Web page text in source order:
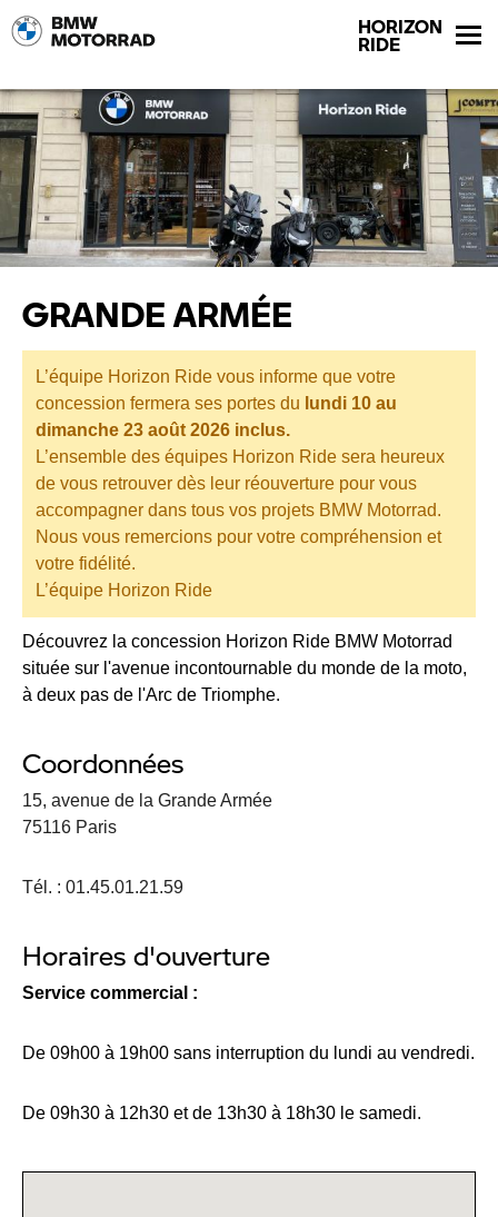
HORIZON
RIDE
GRANDE ARMÉE
L’équipe Horizon Ride vous informe que votre
concession fermera ses portes du lundi 10 au
dimanche 23 août 2026 inclus.
L’ensemble des équipes Horizon Ride sera heureux
de vous retrouver dès leur réouverture pour vous
accompagner dans tous vos projets BMW Motorrad.
Nous vous remercions pour votre compréhension et
votre fidélité.
L’équipe Horizon Ride
Découvrez la concession Horizon Ride BMW Motorrad
située sur l'avenue incontournable du monde de la moto,
à deux pas de l'Arc de Triomphe.
Coordonnées
15, avenue de la Grande Armée
75116 Paris
Tél. : 01.45.01.21.59
Horaires d'ouverture
Service commercial :
De 09h00 à 19h00 sans interruption du lundi au vendredi.
De 09h30 à 12h30 et de 13h30 à 18h30 le samedi.